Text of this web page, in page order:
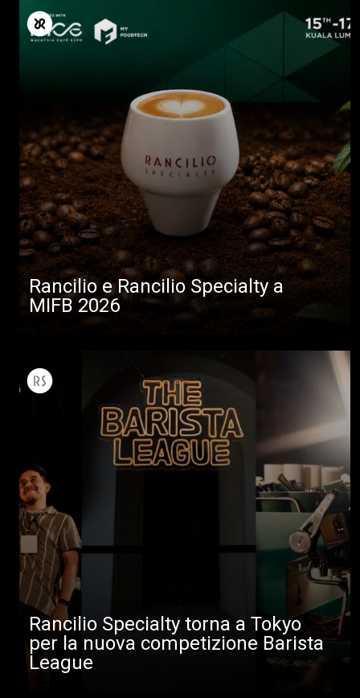
Rancilio e Rancilio Specialty a
MIFB 2026
Rancilio Specialty torna a Tokyo
per la nuova competizione Barista
League